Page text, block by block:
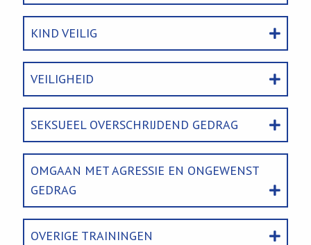
KIND VEILIG
VEILIGHEID
SEKSUEEL OVERSCHRIJDEND GEDRAG
OMGAAN MET AGRESSIE EN ONGEWENST
GEDRAG
OVERIGE TRAININGEN